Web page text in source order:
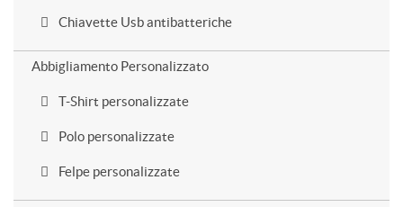
Chiavette Usb antibatteriche
Abbigliamento Personalizzato
T-Shirt personalizzate
Polo personalizzate
Felpe personalizzate